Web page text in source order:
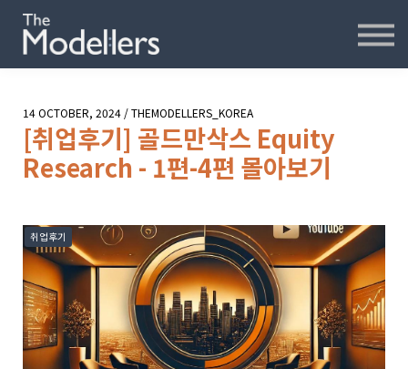
파워포인트
오프라인
연습모델
내강의실
14 OCTOBER, 2024 / THEMODELLERS_KOREA
[취업후기] 골드만삭스 Equity
Research - 1편-4편 몰아보기
취업후기